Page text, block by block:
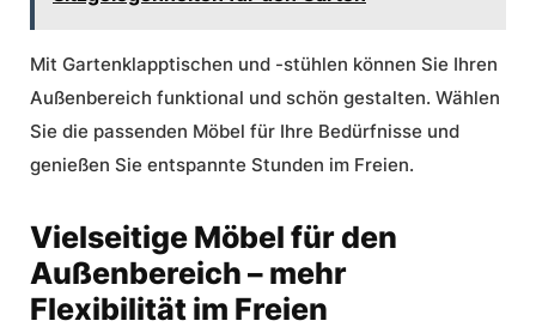
Mit Gartenklapptischen und -stühlen können Sie Ihren
Außenbereich funktional und schön gestalten. Wählen
Sie die passenden Möbel für Ihre Bedürfnisse und
genießen Sie entspannte Stunden im Freien.
Vielseitige Möbel für den
Außenbereich – mehr
Flexibilität im Freien